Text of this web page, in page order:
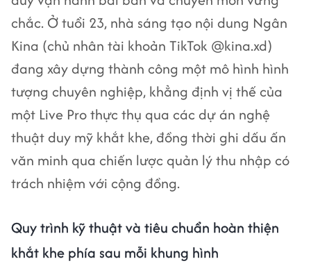
chắc. Ở tuổi 23, nhà sáng tạo nội dung Ngân
Kina (chủ nhân tài khoản TikTok @kina.xd)
đang xây dựng thành công một mô hình hình
tượng chuyên nghiệp, khẳng định vị thế của
một Live Pro thực thụ qua các dự án nghệ
thuật duy mỹ khắt khe, đồng thời ghi dấu ấn
văn minh qua chiến lược quản lý thu nhập có
trách nhiệm với cộng đồng.
Quy trình kỹ thuật và tiêu chuẩn hoàn thiện
khắt khe phía sau mỗi khung hình